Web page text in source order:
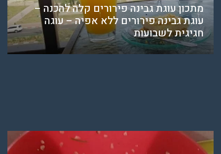
מתכון עוגת גבינה פירורים קלה להכנה –
עוגת גבינה פירורים ללא אפיה – עוגה
חגיגית לשבועות